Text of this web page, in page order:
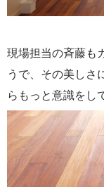
現場担当の斉藤も
うで、その美しさ
らもっと意識をし